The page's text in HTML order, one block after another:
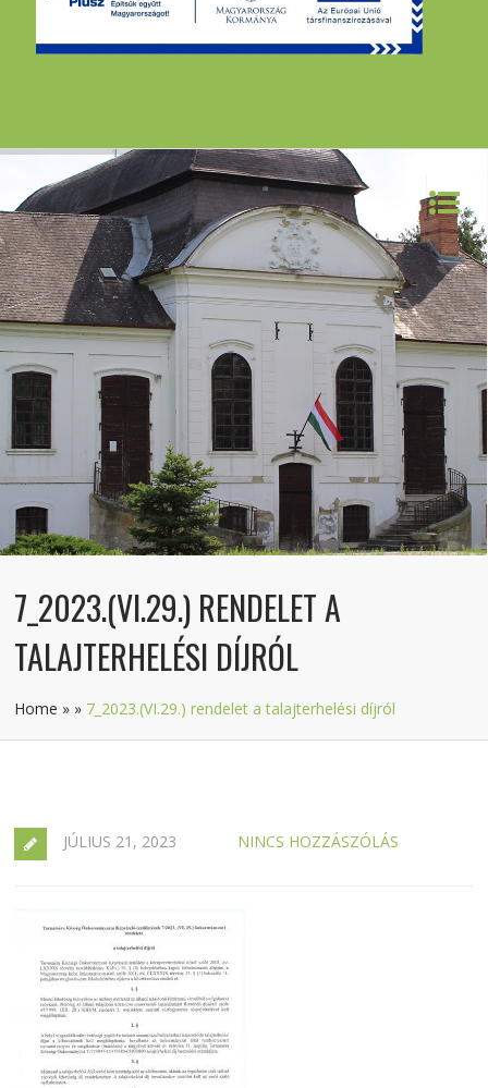
7_2023.(VI.29.) RENDELET A
TALAJTERHELÉSI DÍJRÓL
Home » » 7_2023.(VI.29.) rendelet a talajterhelési díjról
JÚLIUS 21, 2023 NINCS HOZZÁSZÓLÁS